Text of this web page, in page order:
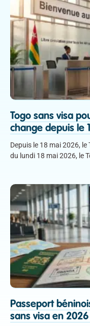
Togo sans visa
change depuis le
Depuis le 18 mai 2026,
du lundi 18 mai 2026, le
Passeport
sans visa en 2026